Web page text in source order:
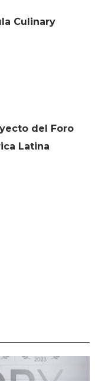
Culinary
del Foro
Latina